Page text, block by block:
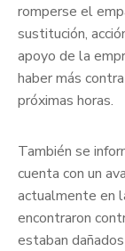
romperse el
sustitución,
apoyo de la
haber más
próximas horas.
También se
cuenta con un
actualmente en
encontraron
estaban